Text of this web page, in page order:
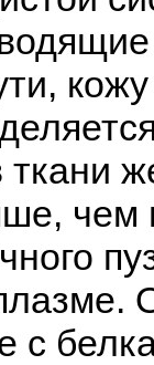
чем
с